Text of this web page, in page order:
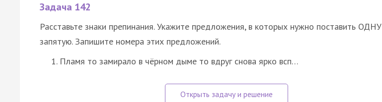
Задача 142
Расставьте знаки препинания. Укажите предложения, в которых нужно поставить ОДНУ
запятую. Запишите номера этих предложений.
Пламя то замирало в чёрном дыме то вдруг снова ярко всп…